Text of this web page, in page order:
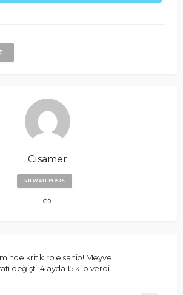
Cisamer
VIEW ALL POSTS
kritik role sahip! Meyve
değişti: 4 ayda 15 kilo verdi